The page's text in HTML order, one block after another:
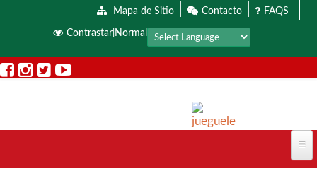
Pasar al contenido principalMapa de Sitio| Contacto| FAQS
Contrastar| Normal